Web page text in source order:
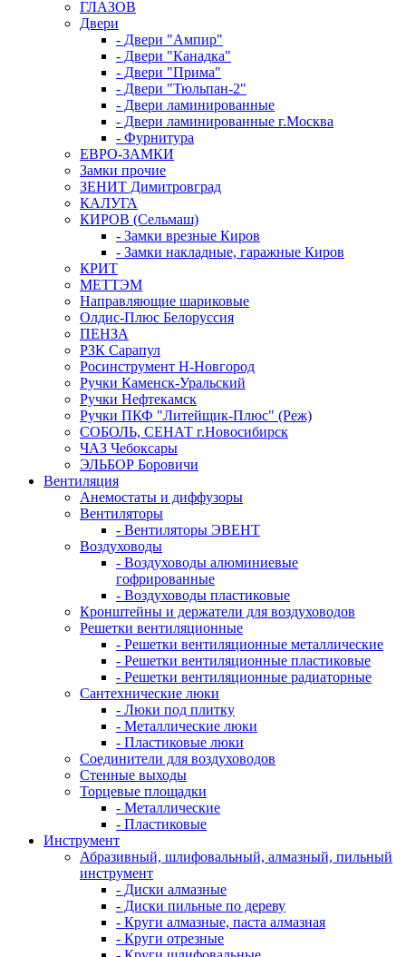
ГЛАЗОВ
Двери
- Двери "Ампир"
- Двери "Канадка"
- Двери "Прима"
- Двери "Тюльпан-2"
- Двери ламинированные
- Двери ламинированные г.Москва
- Фурнитура
ЕВРО-ЗАМКИ
Замки прочие
ЗЕНИТ Димитровград
КАЛУГА
КИРОВ (Сельмаш)
- Замки врезные Киров
- Замки накладные, гаражные Киров
КРИТ
МЕТТЭМ
Направляющие шариковые
Олдис-Плюс Белоруссия
ПЕНЗА
РЗК Сарапул
Росинструмент Н-Новгород
Ручки Каменск-Уральский
Ручки Нефтекамск
Ручки ПКФ "Литейщик-Плюс" (Реж)
СОБОЛЬ, СЕНАТ г.Новосибирск
ЧАЗ Чебоксары
ЭЛЬБОР Боровичи
Вентиляция
Анемостаты и диффузоры
Вентиляторы
- Вентиляторы ЭВЕНТ
Воздуховоды
- Воздуховоды алюминиевые
гофрированные
- Воздуховоды пластиковые
Кронштейны и держатели для воздуховодов
Решетки вентиляционные
- Решетки вентиляционные металлические
- Решетки вентиляционные пластиковые
- Решетки вентиляционные радиаторные
Сантехнические люки
- Люки под плитку
- Металлические люки
- Пластиковые люки
Соединители для воздуховодов
Стенные выходы
Торцевые площадки
- Металлические
- Пластиковые
Инструмент
Абразивный, шлифовальный, алмазный, пильный
инструмент
- Диски алмазные
- Диски пильные по дереву
- Круги алмазные, паста алмазная
- Круги отрезные